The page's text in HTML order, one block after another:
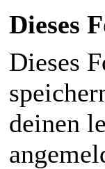
Dieses
Dieses
deinen